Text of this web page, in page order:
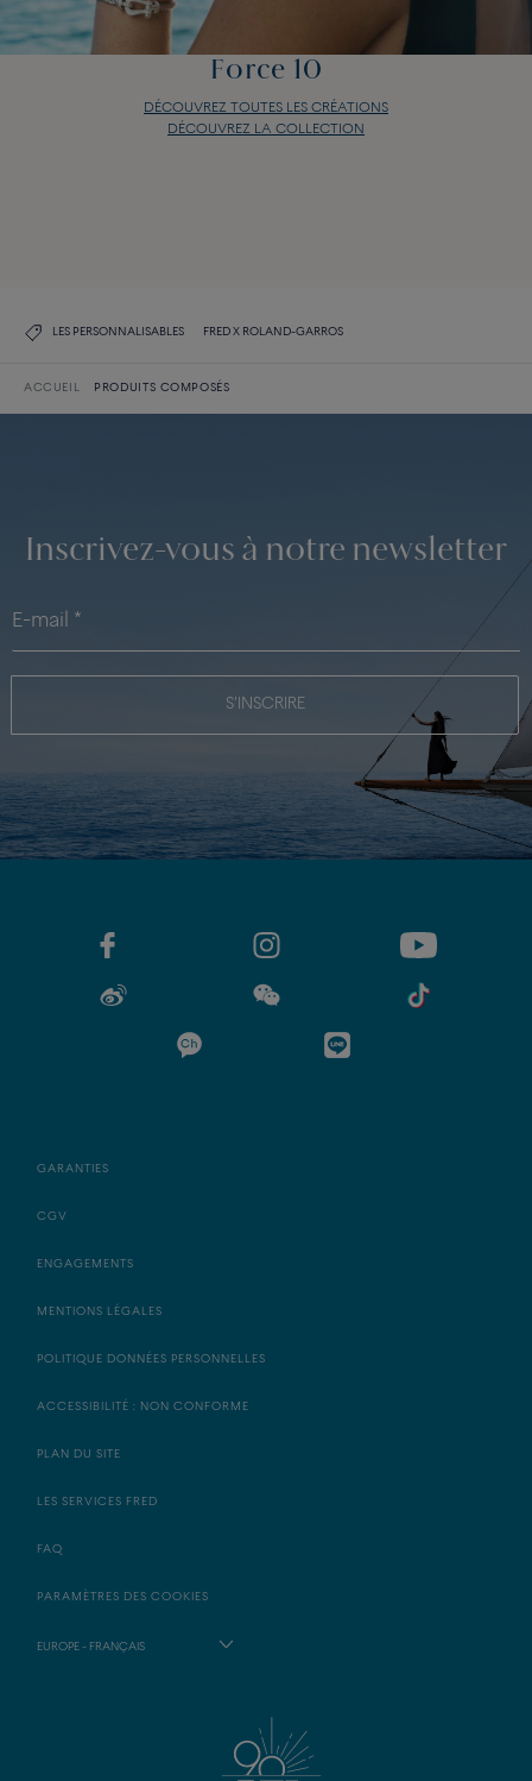
Force 10
DÉCOUVREZ TOUTES LES CRÉATIONS
DÉCOUVREZ LA COLLECTION
LES PERSONNALISABLES FRED X ROLAND-GARROS
ACCUEIL PRODUITS COMPOSÉS
Inscrivez-vous à notre newsletter
S'INSCRIRE
GARANTIES
CGV
ENGAGEMENTS
MENTIONS LÉGALES
POLITIQUE DONNÉES PERSONNELLES
ACCESSIBILITÉ : NON CONFORME
PLAN DU SITE
LES SERVICES FRED
FAQ
PARAMÈTRES DES COOKIES
EUROPE - FRANÇAIS